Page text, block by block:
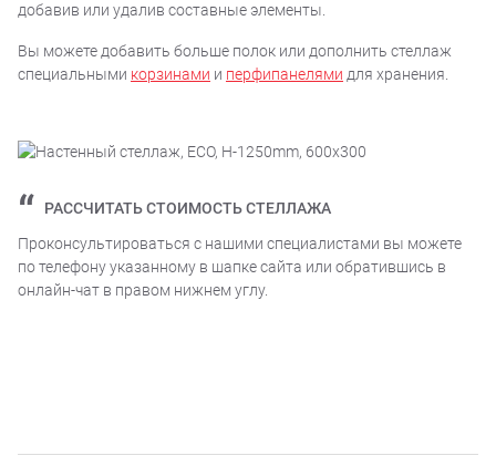
добавив или удалив составные элементы.
Вы можете добавить больше полок или дополнить стеллаж
специальными корзинами и перфипанелями для хранения.
РАССЧИТАТЬ СТОИМОСТЬ СТЕЛЛАЖА
Проконсультироваться с нашими специалистами вы можете
по телефону указанному в шапке сайта или обратившись в
онлайн-чат в правом нижнем углу.